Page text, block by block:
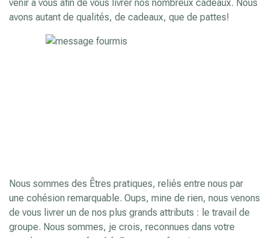
venir à vous afin de vous livrer nos nombreux cadeaux. Nous
avons autant de qualités, de cadeaux, que de pattes!
Nous sommes des Êtres pratiques, reliés entre nous par
une cohésion remarquable. Oups, mine de rien, nous venons
de vous livrer un de nos plus grands attributs : le travail de
groupe. Nous sommes, je crois, reconnues dans votre